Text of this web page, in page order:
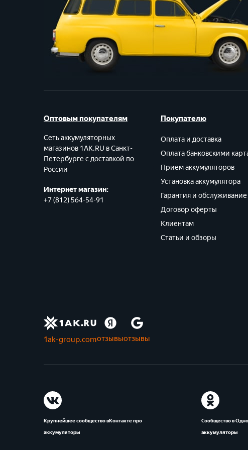
Оптовым покупателям
Сеть аккумуляторных
магазинов 1AK.RU в Санкт-
Петербурге с доставкой по
России
Интернет магазин:
+7 (812) 564-54-91
Покупателю
Оплата и доставка
Оплата банковскими
Прием аккумуляторов
Установка аккумулятора
Гарантия и обслуживание
Договор оферты
Клиентам
Статьи и обзоры
1ak-group.comотзывыотзывы
Крупнейшее сообщество вКонтакте про
аккумуляторы
Сообщество в
аккумуляторы